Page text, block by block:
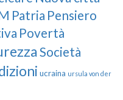
Patria Pensiero
Povertà
Società
ucraina ursula von der